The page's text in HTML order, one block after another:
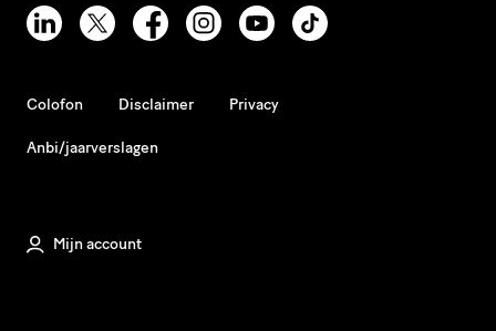
Colofon Disclaimer Privacy
Anbi/jaarverslagen
Mijn account